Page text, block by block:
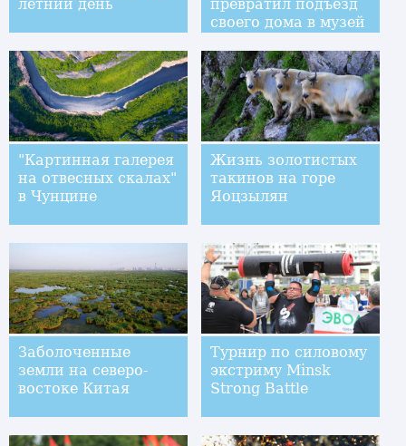
летний день
превратил подъезд
своего дома в музей
"Картинная галерея
на отвесных скалах"
в Чунцине
Жизнь золотистых
такинов на горе
Яоцзылян
Заболоченные
земли на северо-
востоке Китая
Турнир по силовому
экстриму Minsk
Strong Battle